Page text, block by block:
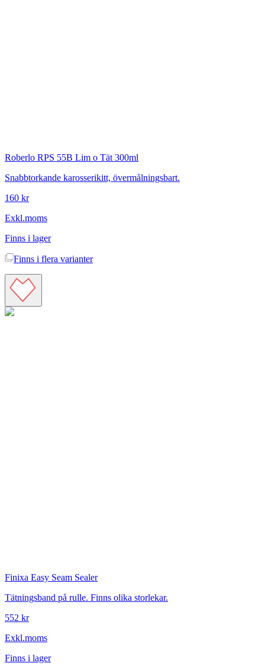
Roberlo RPS 55B Lim o Tät 300ml
Snabbtorkande karosserikitt, övermålningsbart.
160 kr
Exkl.moms
Finns i lager
Finns i flera varianter
Finixa Easy Seam Sealer
Tätningsband på rulle. Finns olika storlekar.
552 kr
Exkl.moms
Finns i lager